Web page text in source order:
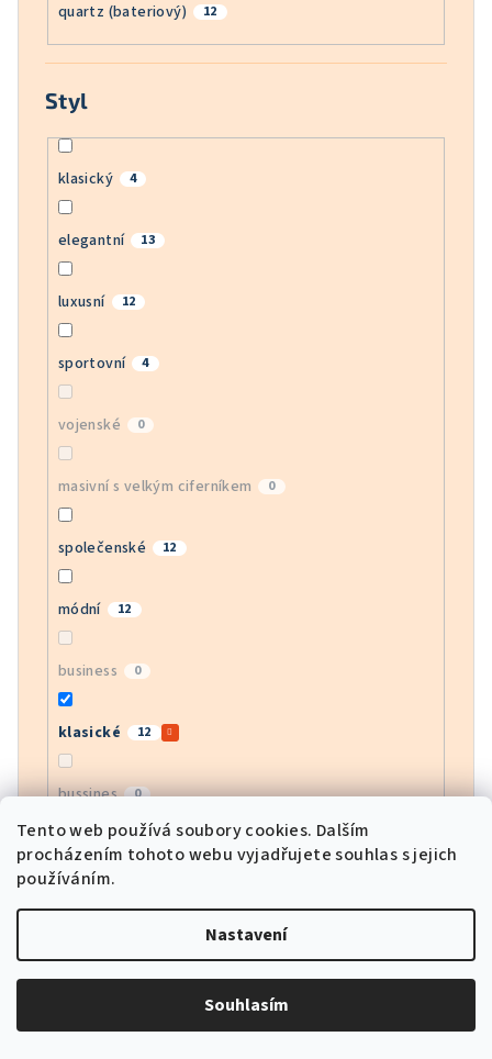
Tento web používá soubory cookies. Dalším
procházením tohoto webu vyjadřujete souhlas s jejich
používáním.
Nastavení
Souhlasím
quartz (bateriový) 12
Styl
klasický 4
elegantní 13
luxusní 12
sportovní 4
vojenské 0
masivní s velkým ciferníkem 0
společenské 12
módní 12
business 0
klasické 12
bussines 0
moderní 13
army 0
motorkářské 0